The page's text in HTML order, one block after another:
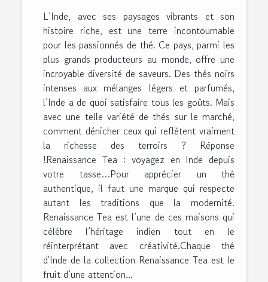
L’Inde, avec ses paysages vibrants et son
histoire riche, est une terre incontournable
pour les passionnés de thé. Ce pays, parmi les
plus grands producteurs au monde, offre une
incroyable diversité de saveurs. Des thés noirs
intenses aux mélanges légers et parfumés,
l’Inde a de quoi satisfaire tous les goûts. Mais
avec une telle variété de thés sur le marché,
comment dénicher ceux qui reflètent vraiment
la richesse des terroirs ? Réponse
!Renaissance Tea : voyagez en Inde depuis
votre tasse…Pour apprécier un thé
authentique, il faut une marque qui respecte
autant les traditions que la modernité.
Renaissance Tea est l’une de ces maisons qui
célèbre l’héritage indien tout en le
réinterprétant avec créativité.Chaque thé
d'Inde de la collection Renaissance Tea est le
fruit d’une attention...